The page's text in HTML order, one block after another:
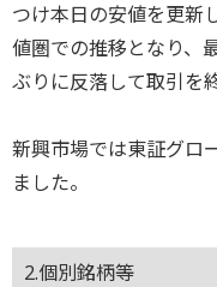
つけ本日の安値を更新
値圏での推移となり、
ぶりに反落して取引を
新興市場では東証グロ
ました。
2.個別銘柄等